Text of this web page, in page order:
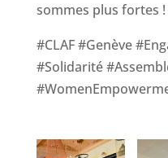
sommes plus fortes !
#CLAF #Genève
#Solidarité